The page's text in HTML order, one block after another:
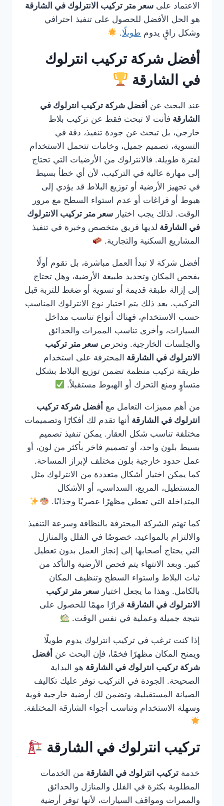
الاعتماد على سعر متر تركيب الانترلوك في الشارقة
هو الحل الأفضل للحصول على تنفيذ احترافي
وشكل راقٍ يدوم طويلًا.
أفضل شركة تركيب انترلوك
في الشارقة
عند البحث عن أفضل شركة تركيب انترلوك في
الشارقة فأنت لا تبحث فقط عن تركيب بلاط
خارجي، بل تبحث عن جودة تنفيذ، دقة في
التسوية، تصميم جميل، وخامات تتحمل الاستخدام
لفترة طويلة. فالانترلوك من الأرضيات التي تحتاج
إلى مهارة عالية في التركيب، لأن أي خطأ بسيط
في تجهيز الأرضية أو توزيع البلاط قد يؤدي إلى
هبوط أو فراغات أو عدم استواء السطح مع مرور
الوقت. لذلك يجب اختيار سعر متر تركيب الانترلوك
في الشارقة لديها فريق متخصص وخبرة في تنفيذ
المشاريع السكنية والتجارية.
أفضل شركة لا تبدأ العمل مباشرة، بل تقوم أولًا
بفحص المكان وتحديد طبيعة الأرضية، وهل تحتاج
إلى إزالة طبقة قديمة أو تسوية أو ضغط للتربة قبل
التركيب. بعد ذلك يتم اختيار نوع الانترلوك المناسب
حسب الاستخدام، فهناك أنواع تناسب مداخل
السيارات، وأخرى تناسب الممرات والحدائق
والجلسات الخارجية. وتحرص سعر متر تركيب
الانترلوك في الشارقة المحترفة على استخدام
طريقة تركيب منظمة تضمن توزيع البلاط بشكل
متساوٍ ومنع التحرك أو الهبوط مستقبلاً.
من أهم مميزات التعامل مع أفضل شركة تركيب
انترلوك في الشارقة أنها تقدم لك أفكارًا وتصميمات
مختلفة تناسب شكل العقار. يمكن تنفيذ تصميم
بسيط بلون واحد، أو تصميم فاخر بأكثر من لون، أو
عمل حدود خارجية بلون مختلف لإبراز المساحة.
كما يمكن اختيار أشكال متعددة من الانترلوك مثل
المستطيل، المربع، السداسي، أو الأشكال
المتداخلة التي تعطي مظهرًا عصريًا وجذابًا.
كما تهتم الشركة المحترفة بالنظافة وسرعة التنفيذ
والالتزام بالمواعيد، خصوصًا في الفلل والمنازل
التي يحتاج أصحابها إلى إنجاز العمل بدون تعطيل
كبير. وبعد الانتهاء يتم فحص الأرضية والتأكد من
ثبات البلاط واستواء السطح وتنظيف المكان
بالكامل. وهذا ما يجعل اختيار سعر متر تركيب
الانترلوك في الشارقة قرارًا مهمًا للحصول على
نتيجة جميلة وعملية في نفس الوقت.
إذا كنت ترغب في تركيب انترلوك يدوم طويلًا
ويمنح المكان مظهرًا فخمًا، فإن البحث عن أفضل
شركة تركيب انترلوك في الشارقة هو البداية
الصحيحة. الجودة في التركيب توفر عليك تكاليف
الصيانة المستقبلية، وتضمن لك أرضية خارجية قوية
وسهلة الاستخدام وتناسب أجواء الشارقة المختلفة.
تركيب انترلوك في الشارقة
خدمة تركيب انترلوك في الشارقة من الخدمات
المطلوبة بكثرة في الفلل والمنازل والحدائق
والممرات ومواقف السيارات، لأنها توفر أرضية